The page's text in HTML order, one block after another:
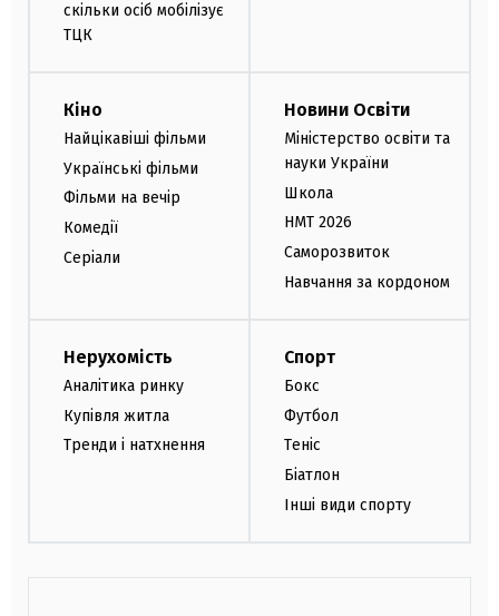
скільки осіб мобілізує
ТЦК
Кіно
Найцікавіші фільми
Українські фільми
Фільми на вечір
Комедії
Серіали
Новини Освіти
Міністерство освіти та
науки України
Школа
НМТ 2026
Саморозвиток
Навчання за кордоном
Нерухомість
Аналітика ринку
Купівля житла
Тренди і натхнення
Спорт
Бокс
Футбол
Теніс
Біатлон
Інші види спорту